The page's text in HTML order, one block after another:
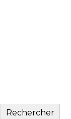
Rechercher